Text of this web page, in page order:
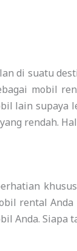
di suatu
mobil
lain
rendah.
rental
Anda. Siapa